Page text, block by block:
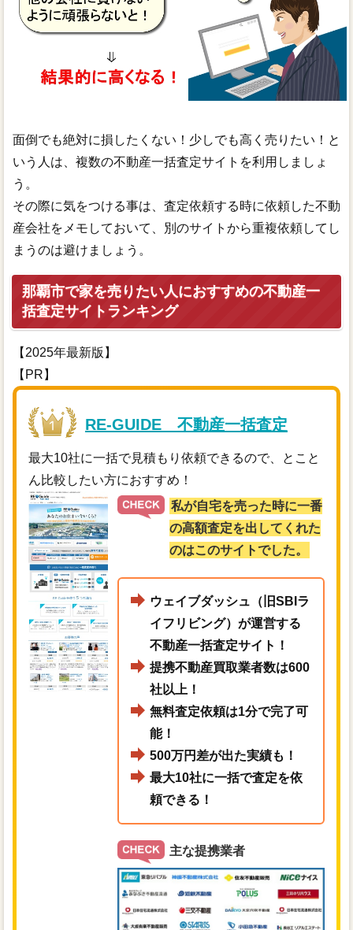
面倒でも絶対に損したくない！少しでも高く売りたい！と
いう人は、複数の不動産一括査定サイトを利用しましょ
う。
その際に気をつける事は、査定依頼する時に依頼した不動
産会社をメモしておいて、別のサイトから重複依頼してし
まうのは避けましょう。
那覇市で家を売りたい人におすすめの不動産一
括査定サイトランキング
【2025年最新版】
【PR】
RE-GUIDE 不動産一括査定
最大10社に一括で見積もり依頼できるので、とこと
ん比較したい方におすすめ！
私が自宅を売った時に一番
の高額査定を出してくれた
のはこのサイトでした。
ウェイブダッシュ（旧SBIラ
イフリビング）が運営する
不動産一括査定サイト！
提携不動産買取業者数は600
社以上！
無料査定依頼は1分で完了可
能！
500万円差が出た実績も！
最大10社に一括で査定を依
頼できる！
主な提携業者